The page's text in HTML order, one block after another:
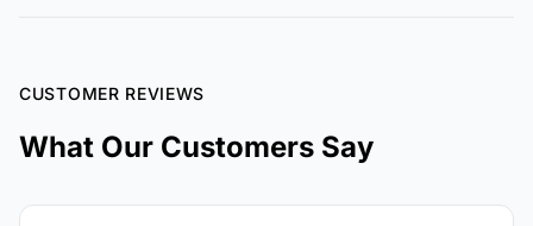
CUSTOMER REVIEWS
What Our Customers Say